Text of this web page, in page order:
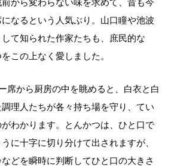
から変わらない味を求めて、昔も今
なるという人気ぶり。山口瞳や池波
て知られた作家たちも、庶民的な
この上なく愛しました。
席から厨房の中を眺めると、白衣と白
理人たちが各々持ち場を守り、てい
わかります。とんかつは、ひと口で
に十字に切り分けて出されますが、
どを瞬時に判断してひと口の大きさ